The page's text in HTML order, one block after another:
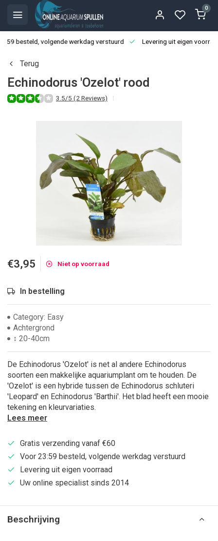
0
besteld, volgende werkdag verstuurd Levering uit eigen
Terug
Echinodorus 'Ozelot' rood
3.5/5 (2 Reviews)
€3,95 Niet op voorraad
In bestelling
Category: Easy
Achtergrond
↕ 20-40cm
De Echinodorus 'Ozelot' is net al andere Echinodorus
soorten een makkelijke aquariumplant om te houden. De
'Ozelot' is een hybride tussen de Echinodorus schluteri
'Leopard' en Echinodorus 'Barthii'. Het blad heeft een mooie
tekening en kleurvariaties.
Lees meer
Gratis verzending vanaf €60
Voor 23:59 besteld, volgende werkdag verstuurd
Levering uit eigen voorraad
Uw online specialist sinds 2014
Beschrijving